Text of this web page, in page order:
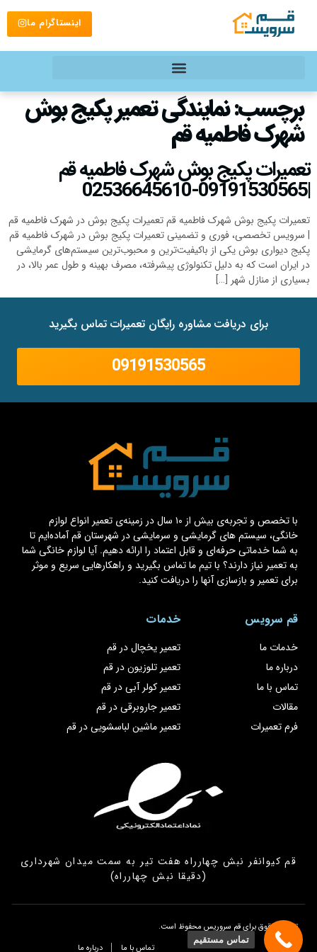
اینستاگرام ما
برچسب:نمایندگی تعمیر پکیج بوش
شهرک فاطمیه قم
تعمیرات پکیج بوش شهرک فاطمیه قم
|09191530565-02536645610
تعمیرات پکیج بوش شهرک فاطمیه قم تعمیرات پکیج بوش در شهرک فاطمیه قم
| سرویس تخصصی، فوری و تضمینی تعمیرات پکیج بوش در شهرک فاطمیه قم
پکیج دیواری بوش یکی از باکیفیت‌ترین و محبوب‌ترین سیستم‌های گرمایشی
در ایران است که به دلیل تکنولوژی پیشرفته، مصرف بهینه و طول عمر بالا، در
بسیاری از منازل شهر […]
برای دریافت مشاوره رایگان تعمیرات تماس بگیرید
09191530565
با تخصص و تجربه‌ی بیش از ۱۰ سال در زمینه‌ی تعمیر انواع لوازم
خانگی، سیستم های گرمایشی و سرمایشی در شهرستان قم آماده‌ایم تا
به شما خدماتی حرفه‌ای و قابل اعتماد را ارائه دهیم. آیا لوازم خانگی شما
به تعمیر نیاز دارند؟ با تیم ما تماس بگیرید و راهکارهایی سریع و موثر
برای تعمیر و بازسازی آنها را دریافت کنید.
قم سرویس
خدمات ما
درباره ما
تماس با ما
مقالات
فرم تعمیرات
خدمات
تعمیر یخچال در قم
تعمیر تلوزیون در قم
تعمیر کولر آبی در قم
تعمیر جاروبرقی در قم
تعمیر ماشین لباسشویی در قم
قم کیوانفر نبش چهارراه هفت تیر به سمت میدان شهرداری
(دقیقا نبش چهارراه)
تمامی حقوق برای قم سروریس محفوظ است.
تماس با ما
درباره ما
تماس مستقیم